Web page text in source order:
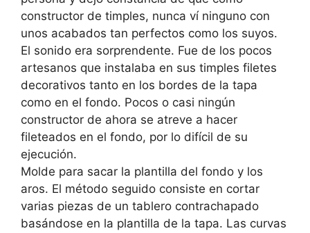
constructor de timples, nunca ví ninguno con
unos acabados tan perfectos como los suyos.
El sonido era sorprendente. Fue de los pocos
artesanos que instalaba en sus timples filetes
decorativos tanto en los bordes de la tapa
como en el fondo. Pocos o casi ningún
constructor de ahora se atreve a hacer
fileteados en el fondo, por lo difícil de su
ejecución.
Molde para sacar la plantilla del fondo y los
aros. El método seguido consiste en cortar
varias piezas de un tablero contrachapado
basándose en la plantilla de la tapa. Las curvas